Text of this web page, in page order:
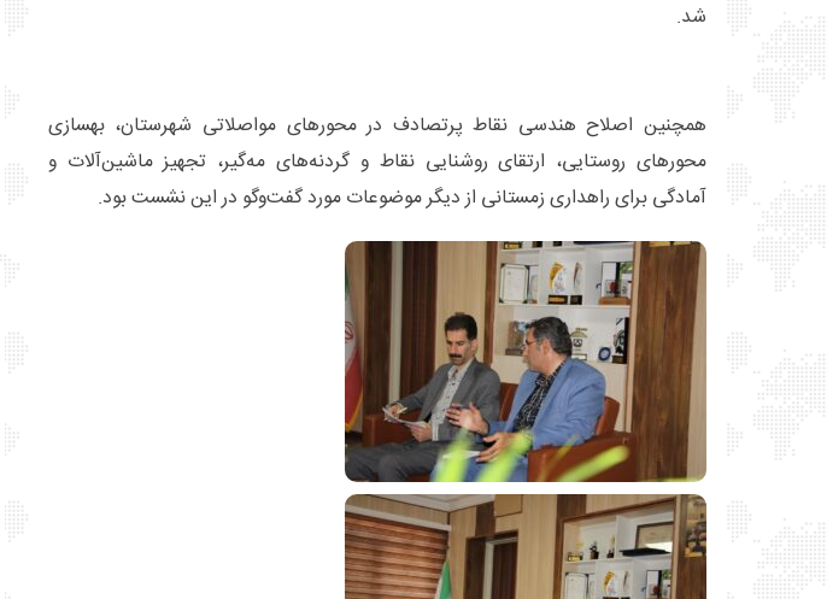
شد.
همچنین اصلاح هندسی نقاط پرتصادف در محورهای مواصلاتی شهرستان، بهسازی
محورهای روستایی، ارتقای روشنایی نقاط و گردنه‌های مه‌گیر، تجهیز ماشین‌آلات و
آمادگی برای راهداری زمستانی از دیگر موضوعات مورد گفت‌وگو در این نشست بود.